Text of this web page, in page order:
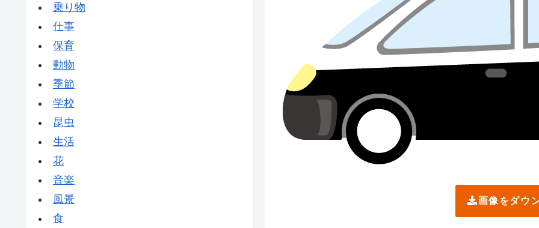
画像をダウ
乗り物
仕事
保育
動物
季節
学校
昆虫
生活
花
音楽
風景
食